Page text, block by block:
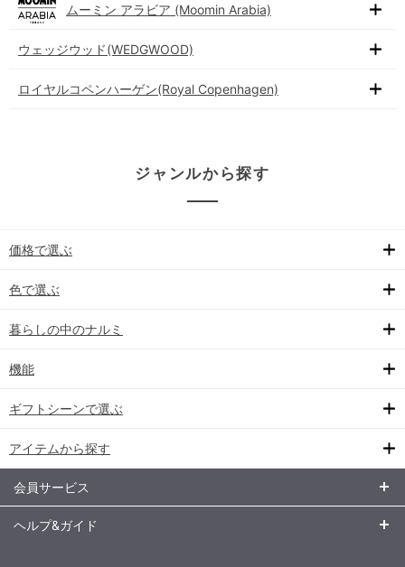
ムーミン アラビア (Moomin Arabia)
ウェッジウッド(WEDGWOOD)
ロイヤルコペンハーゲン(Royal Copenhagen)
ジャンルから探す
価格で選ぶ
色で選ぶ
暮らしの中のナルミ
機能
ギフトシーンで選ぶ
アイテムから探す
会員サービス
ヘルプ&ガイド